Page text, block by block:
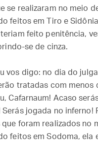
se realizaram no meio
feitos em Tiro e
feito penitência,
se de cinza.
vos digo: no dia do
tratadas com menos
Cafarnaum! Acaso
Serás jogada no inferno!
foram realizados no
feitos em Sodoma, ela